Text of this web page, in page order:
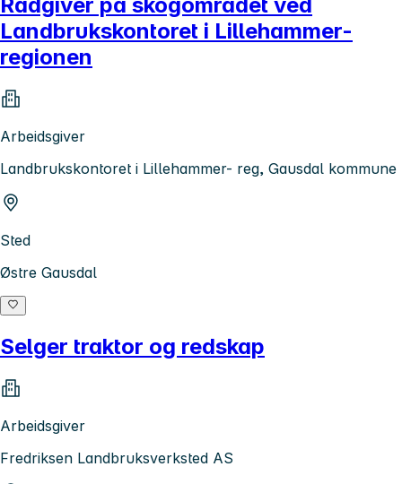
Landbrukskontoret i Lillehammer-
regionen
Arbeidsgiver
Landbrukskontoret i Lillehammer- reg, Gausdal kommune
Sted
Østre Gausdal
Selger traktor og redskap
Arbeidsgiver
Fredriksen Landbruksverksted AS